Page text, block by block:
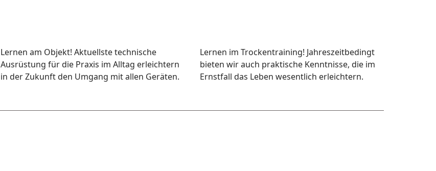
Lernen am Objekt! Aktuellste technische
Ausrüstung für die Praxis im Alltag erleichtern
in der Zukunft den Umgang mit allen Geräten.
Lernen im Trockentraining! Jahreszeitbedingt
bieten wir auch praktische Kenntnisse, die im
Ernstfall das Leben wesentlich erleichtern.